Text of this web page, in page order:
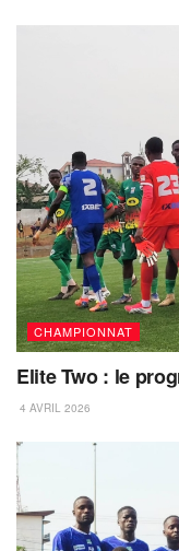
CHAMPIONNAT
Elite Two : le
4 AVRIL 2026